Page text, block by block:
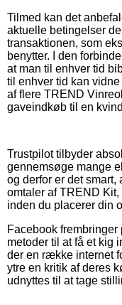
Tilmed kan det
aktuelle betingelser
transaktionen, som
benytter. I den
at man til enhver tid
til enhver tid kan
af flere TREND
gaveindkøb til en
Trustpilot tilbyder
gennemsøge mange
og derfor er det smart,
omtaler af TREND
inden du placerer din
Facebook
metoder til at få et kig
der en række internet
ytre en kritik af deres
udnyttes til at tage